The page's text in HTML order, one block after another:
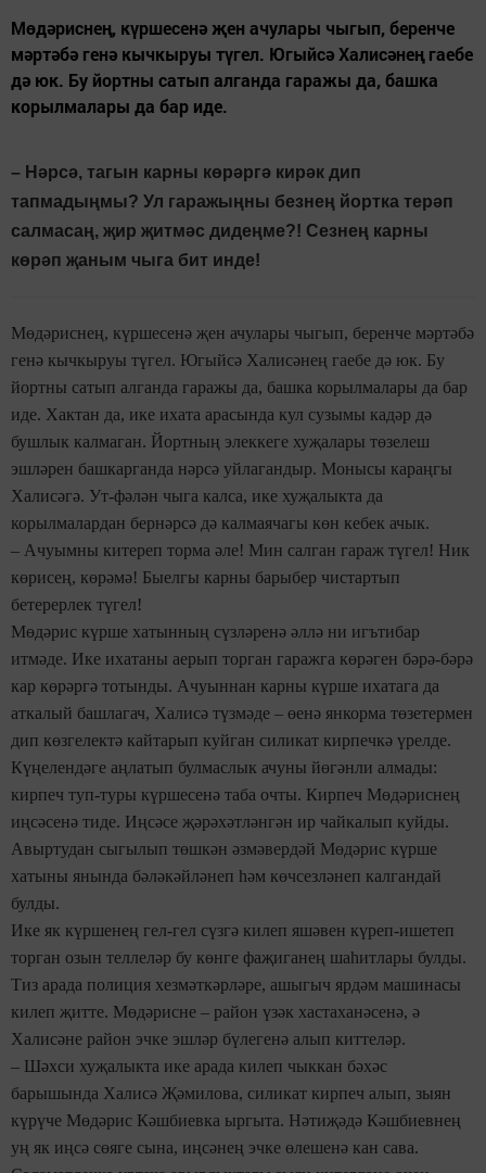
Мөдәриснең, күршесенә җен ачулары чыгып, беренче
мәртәбә генә кычкыруы түгел. Югыйсә Халисәнең гаебе
дә юк. Бу йортны сатып алганда гаражы да, башка
корылмалары да бар иде.
– Нәрсә, тагын карны көрәргә кирәк дип
тапмадыңмы? Ул гаражыңны безнең йортка терәп
салмасаң, җир җитмәс дидеңме?! Сезнең карны
көрәп җаным чыга бит инде!
Мөдәриснең, күршесенә җен ачулары чыгып, беренче мәртәбә
генә кычкыруы түгел. Югыйсә Халисәнең гаебе дә юк. Бу
йортны сатып алганда гаражы да, башка корылмалары да бар
иде. Хактан да, ике ихата арасында кул сузымы кадәр дә
бушлык калмаган. Йортның элеккеге хуҗалары төзелеш
эшләрен башкарганда нәрсә уйлагандыр. Монысы караңгы
Халисәгә. Ут-фәлән чыга калса, ике хуҗалыкта да
корылмалардан бернәрсә дә калмаячагы көн кебек ачык.
– Ачуымны китереп торма әле! Мин салган гараж түгел! Ник
көрисең, көрәмә! Быелгы карны барыбер чистартып
бетерерлек түгел!
Мөдәрис күрше хатынның сүзләренә әллә ни игътибар
итмәде. Ике ихатаны аерып торган гаражга көрәген бәрә-бәрә
кар көрәргә тотынды. Ачуыннан карны күрше ихатага да
аткалый башлагач, Халисә түзмәде – өенә янкорма төзетермен
дип көзгелектә кайтарып куйган силикат кирпечкә үрелде.
Күңелендәге аңлатып булмаслык ачуны йөгәнли алмады:
кирпеч туп-туры күршесенә таба очты. Кирпеч Мөдәриснең
иңсәсенә тиде. Иңсәсе җәрәхәтләнгән ир чайкалып куйды.
Авыртудан сыгылып төшкән әзмәвердәй Мөдәрис күрше
хатыны янында бәләкәйләнеп һәм көчсезләнеп калгандай
булды.
Ике як күршенең гел-гел сүзгә килеп яшәвен күреп-ишетеп
торган озын теллеләр бу көнге фаҗиганең шаһитлары булды.
Тиз арада полиция хезмәткәрләре, ашыгыч ярдәм машинасы
килеп җитте. Мөдәрисне – район үзәк хастаханәсенә, ә
Халисәне район эчке эшләр бүлегенә алып киттеләр.
– Шәхси хуҗалыкта ике арада килеп чыккан бәхәс
барышында Халисә Җәмилова, силикат кирпеч алып, зыян
күрүче Мөдәрис Кәшбиевка ыргыта. Нәтиҗәдә Кәшбиевнең
уң як иңсә сөяге сына, иңсәнең эчке өлешенә кан сава.